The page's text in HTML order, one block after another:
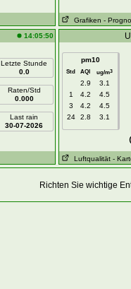
Grafiken -
14:05:50
Letzte Stunde
0.0
Raten/Std
0.000
Last rain
30-07-2026
pm10
Std AQI ug/m3
2.9
3.1
1
4.2
4.5
3
4.2
4.5
24
2.8 3.1
Luftqualität -
Richten Sie wichtige